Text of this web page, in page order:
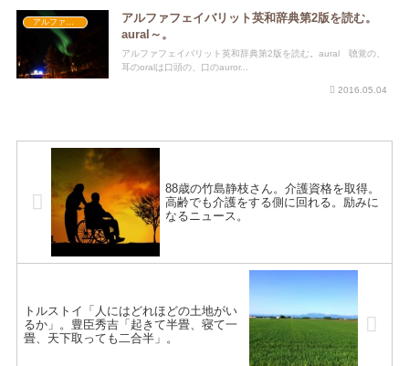
アルファフェイバリット英和辞典第2版
アルファフェイバリット英和辞典第2版を読む。
aural～。
アルファフェイバリット英和辞典第2版を読む。aural 聴覚の、
耳のoralは口頭の、口のauror...
2016.05.04
88歳の竹島静枝さん。介護資格を取得。
高齢でも介護をする側に回れる。励みに
なるニュース。
トルストイ「人にはどれほどの土地がい
るか」。豊臣秀吉「起きて半畳、寝て一
畳、天下取っても二合半」。